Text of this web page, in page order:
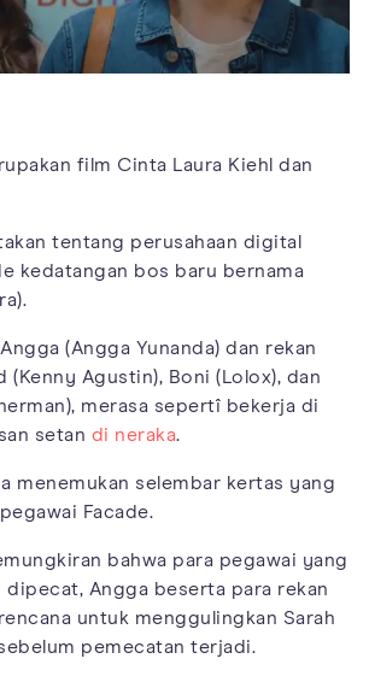
film Cinta Laura Kiehl dan
tentang perusahaan digital
kedatangan bos baru bernama
(Angga Yunanda) dan rekan
(Kenny Agustin), Boni (Lolox), dan
merasa sepertî bekerja di
setan di neraka.
menemukan selembar kertas yang
Facade.
bahwa para pegawai yang
Angga beserta para rekan
untuk menggulingkan Sarah
pemecatan terjadi.